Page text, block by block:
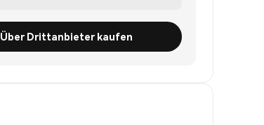
Über Drittanbieter kaufen